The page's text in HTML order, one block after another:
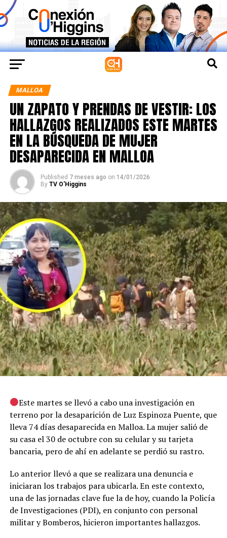
MALLOA
UN ZAPATO Y PRENDAS DE VESTIR: LOS
HALLAZGOS REALIZADOS ESTE MARTES
EN LA BÚSQUEDA DE MUJER
DESAPARECIDA EN MALLOA
Published 7 meses ago on 14/01/2026
By TV O'Higgins
Este martes se llevó a cabo una investigación en
terreno por la desaparición de Luz Espinoza Puente, que
lleva 74 días desaparecida en Malloa. La mujer salió de
su casa el 30 de octubre con su celular y su tarjeta
bancaria, pero de ahí en adelante se perdió su rastro.
Lo anterior llevó a que se realizara una denuncia e
iniciaran los trabajos para ubicarla. En este contexto,
una de las jornadas clave fue la de hoy, cuando la Policía
de Investigaciones (PDI), en conjunto con personal
militar y Bomberos, hicieron importantes hallazgos.